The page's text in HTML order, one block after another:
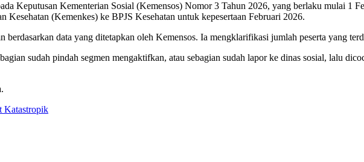
Keputusan Kementerian Sosial (Kemensos) Nomor 3 Tahun 2026, yang berlaku mulai 1
(Kemenkes) ke BPJS Kesehatan untuk kepesertaan Februari 2026.
data yang ditetapkan oleh Kemensos. Ia mengklarifikasi jumlah peserta yang
sudah pindah segmen mengaktifkan, atau sebagian sudah lapor ke dinas sosial, lalu
Katastropik